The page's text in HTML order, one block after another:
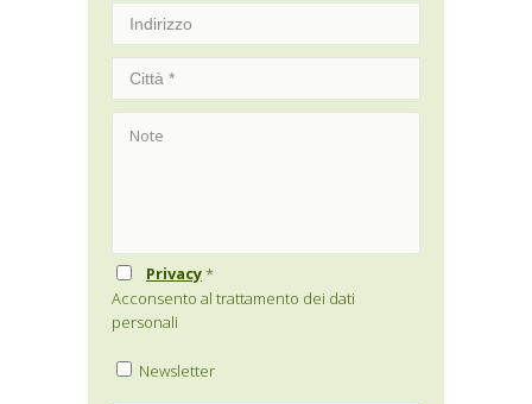
Privacy*
Acconsento al trattamento dei dati
personali
Newsletter